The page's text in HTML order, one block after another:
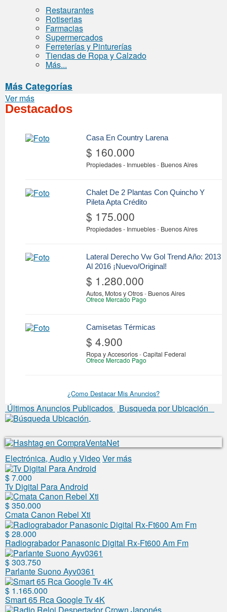
Restaurantes
Rotiserias
Farmacias
Supermercados
Ferreterías y Pinturerías
Tiendas de Ropa y Calzado
Más...
Más Categorías
Ver más
Destacados
Casa En Country Larena
$ 160.000
Propiedades - Inmuebles- Buenos Aires
Chalet De 2 Plantas Con Quincho Y
Pileta Apta Crédito
$ 175.000
Propiedades - Inmuebles- Buenos Aires
Lateral Derecho Vw Gol Trend Año: 2013
Al 2016 ¡Nuevo/Original!
$ 1.280.000
Autos, Motos y Otros- Buenos Aires
Ofrece Mercado Pago
Camisetas Térmicas
$ 4.900
Ropa y Accesorios-Capital Federal
Ofrece Mercado Pago
¿Como Destacar Mis Anuncios?
Últimos Anuncios Publicados Busqueda por Ubicación
Electrónica, Audio y VideoVer más
$ 7.000
Tv Digital Para Android
$ 350.000
Cmata Canon Rebel Xti
$ 28.000
Radiograbador Panasonic Digital Rx-Ft600 Am Fm
$ 303.750
Parlante Suono Ayv0361
$ 1.165.000
Smart 65 Rca Google Tv 4K